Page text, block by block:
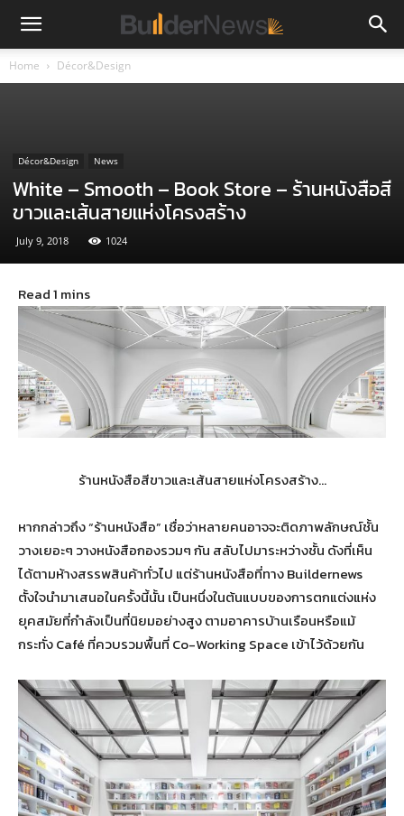
Home Décor&Design
Décor&Design News
White – Smooth – Book Store – ร้านหนังสือสี
ขาวและเส้นสายแห่งโครงสร้าง
July 9, 2018 1024
ร้านหนังสือสีขาวและเส้นสายแห่งโครงสร้าง…
หากกล่าวถึง “ร้านหนังสือ” เชื่อว่าหลายคนอาจจะติดภาพลักษณ์ชั้น
วางเยอะๆ วางหนังสือกองรวมๆ กัน สลับไปมาระหว่างชั้น ดังที่เห็น
ได้ตามห้างสรรพสินค้าทั่วไป แต่ร้านหนังสือที่ทาง Buildernews
ตั้งใจนำมาเสนอในครั้งนี้นั้น เป็นหนึ่งในต้นแบบของการตกแต่งแห่ง
ยุคสมัยที่กำลังเป็นที่นิยมอย่างสูง ตามอาคารบ้านเรือนหรือแม้
กระทั่ง Café ที่ควบรวมพื้นที่ Co-Working Space เข้าไว้ด้วยกัน